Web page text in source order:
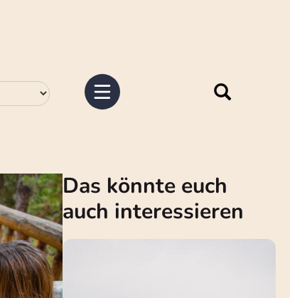
Das könnte euch
auch interessieren